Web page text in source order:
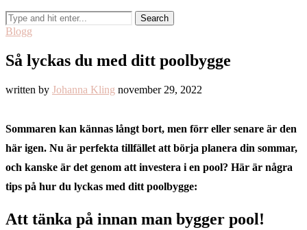
Blogg
Så lyckas du med ditt poolbygge
written by Johanna Kling november 29, 2022
Sommaren kan kännas långt bort, men förr eller senare är den
här igen. Nu är perfekta tillfället att börja planera din sommar,
och kanske är det genom att investera i en pool? Här är några
tips på hur du lyckas med ditt poolbygge:
Att tänka på innan man bygger pool!